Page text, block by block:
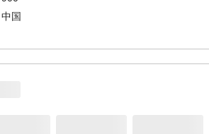
中国
フィルム:低密度ポリエチレン（LDPE）